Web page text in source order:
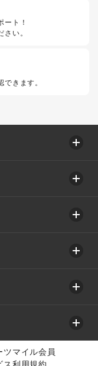
ート！
い。
きます。
ツマイル会員
ス利用規約